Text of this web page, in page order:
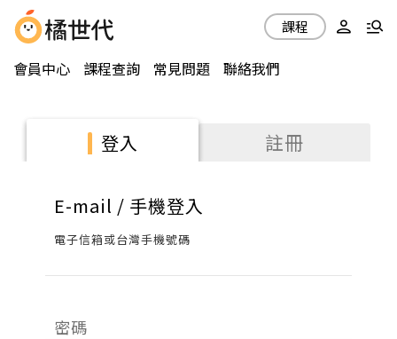
會員中心 課程查詢 常見問題 聯絡我們
課程
登入 註冊
E-mail / 手機登入
電子信箱或台灣手機號碼
密碼